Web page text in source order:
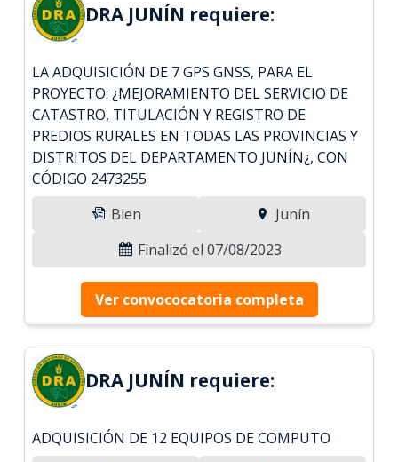
DRA JUNÍN requiere:
LA ADQUISICIÓN DE 7 GPS GNSS, PARA EL
PROYECTO: ¿MEJORAMIENTO DEL SERVICIO DE
CATASTRO, TITULACIÓN Y REGISTRO DE
PREDIOS RURALES EN TODAS LAS PROVINCIAS Y
DISTRITOS DEL DEPARTAMENTO JUNÍN¿, CON
CÓDIGO 2473255
Bien
Junín
Finalizó el 07/08/2023
Ver convococatoria completa
DRA JUNÍN requiere:
ADQUISICIÓN DE 12 EQUIPOS DE COMPUTO